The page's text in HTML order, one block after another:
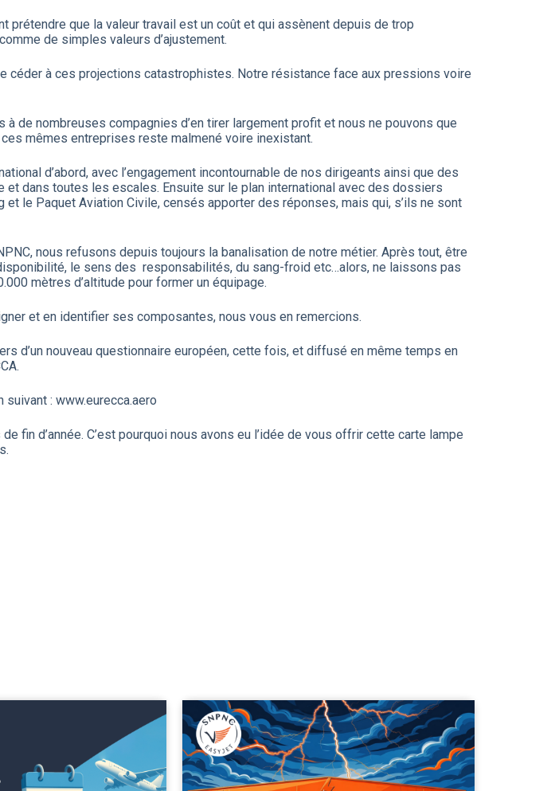
que la valeur travail est un coût et qui assènent depuis de trop
de simples valeurs d’ajustement.
céder à ces projections catastrophistes. Notre résistance face aux pressions voire
de nombreuses compagnies d’en tirer largement profit et nous ne pouvons que
mêmes entreprises reste malmené voire inexistant.
d’abord, avec l’engagement incontournable de nos dirigeants ainsi que des
dans toutes les escales. Ensuite sur le plan international avec des dossiers
et le Paquet Aviation Civile, censés apporter des réponses, mais qui, s’ils ne sont
nous refusons depuis toujours la banalisation de notre métier. Après tout, être
le sens des responsabilités, du sang-froid etc…alors, ne laissons pas
mètres d’altitude pour former un équipage.
et en identifier ses composantes, nous vous en remercions.
d’un nouveau questionnaire européen, cette fois, et diffusé en même temps en
: www.eurecca.aero
fin d’année. C’est pourquoi nous avons eu l’idée de vous offrir cette carte lampe